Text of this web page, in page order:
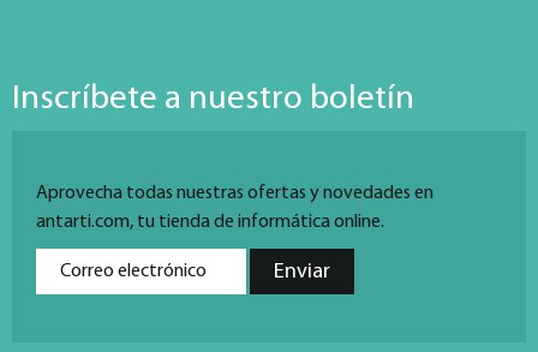
Inscríbete a nuestro boletín
Aprovecha todas nuestras ofertas y novedades en
antarti.com, tu tienda de informática online.